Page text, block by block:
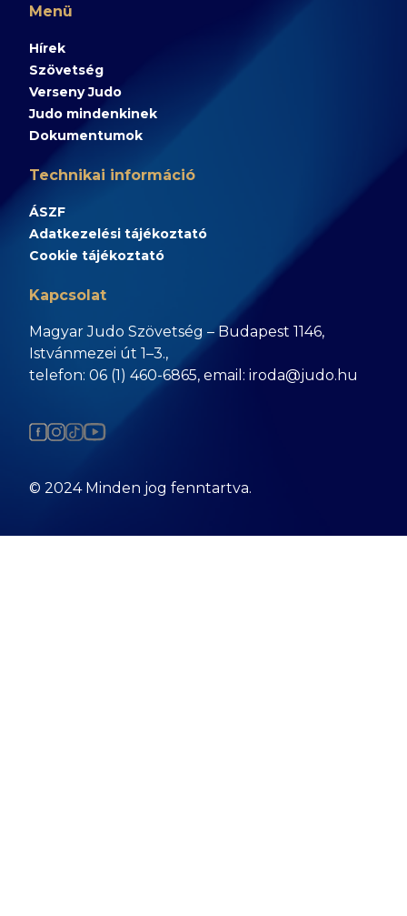
Menü
Hírek
Szövetség
Verseny Judo
Judo mindenkinek
Dokumentumok
Technikai információ
ÁSZF
Adatkezelési tájékoztató
Cookie tájékoztató
Kapcsolat
Magyar Judo Szövetség – Budapest 1146,
Istvánmezei út 1–3.,
telefon: 06 (1) 460-6865, email: iroda@judo.hu
© 2024 Minden jog fenntartva.